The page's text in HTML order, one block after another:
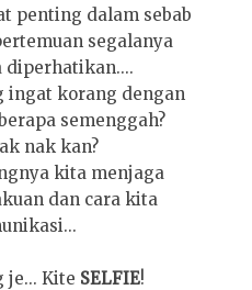
penting dalam sebab
segalanya
diperhatikan....
ingat korang dengan
semenggah?
nak kan?
kita menjaga
dan cara kita
unikasi...
je... Kite SELFIE!